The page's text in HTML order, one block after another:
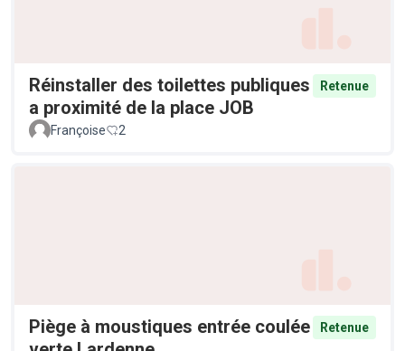
Réinstaller des toilettes publiques
a proximité de la place JOB
Retenue
Françoise 2
Piège à moustiques entrée coulée
Retenue